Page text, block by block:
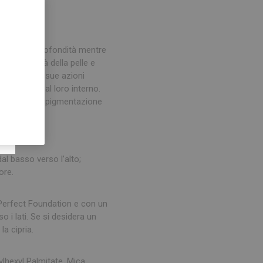
in profondità mentre
della pelle e
con la sue azioni
prodotto al loro interno.
l’iperpigmentazione
basso verso l’alto;
Foundation e con un
i lati. Se si desidera un
cipria.